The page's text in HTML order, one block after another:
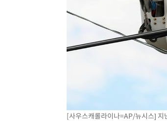
[사우스캐롤라이나=AP/뉴시스] 지